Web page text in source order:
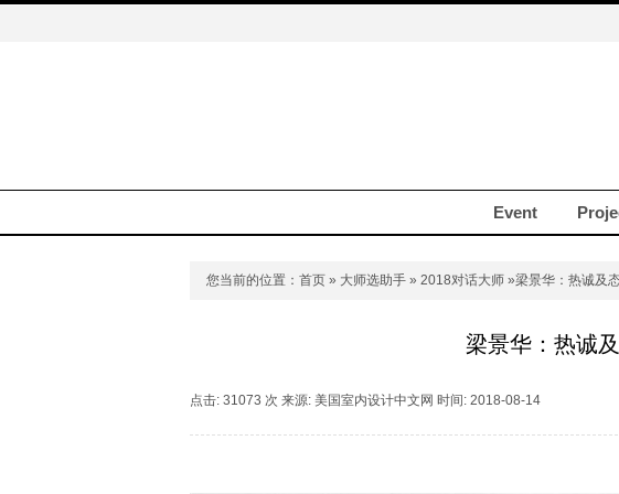
Event
您当前的位置： 首页 » 大师选助手 » 2018对话大师 »梁景华：热诚及
梁景华：热诚
点击: 31073 次 来源: 美国室内设计中文网 时间: 2018-08-14